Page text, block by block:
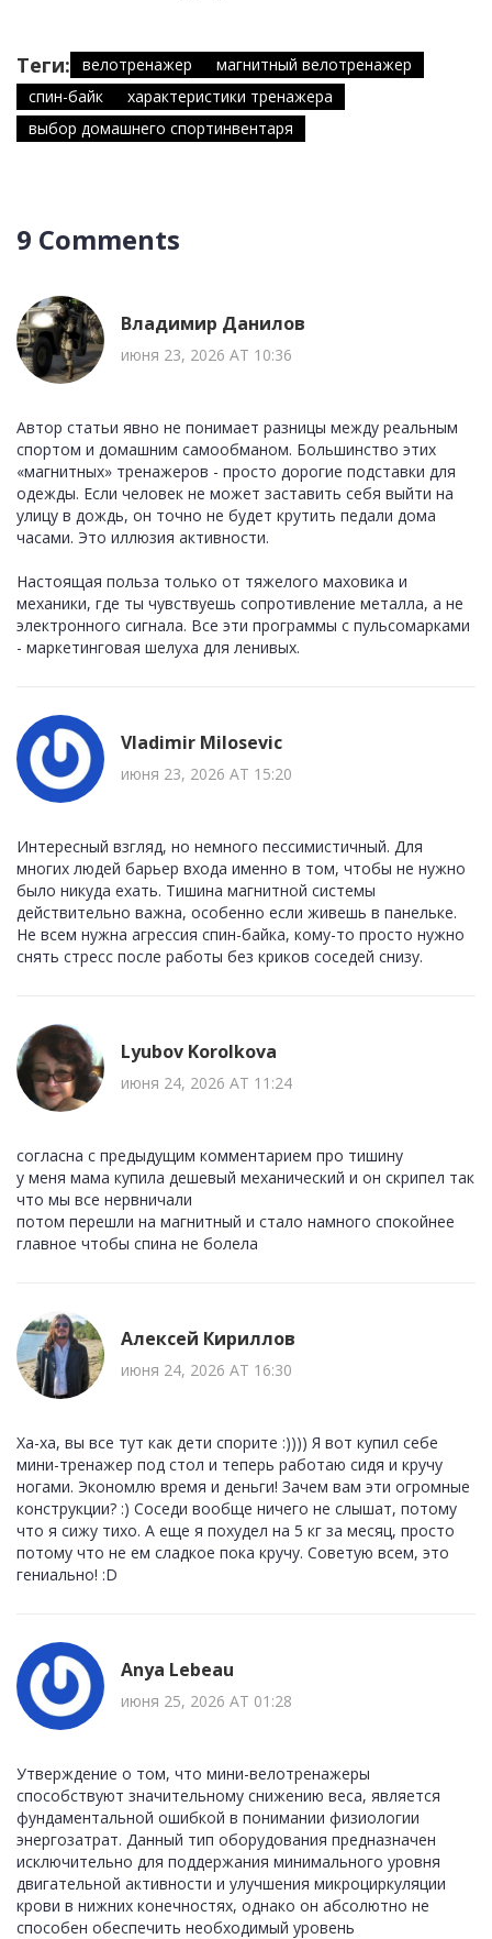
Теги: велотренажер
магнитный велотренажер
спин-байк
характеристики тренажера
выбор домашнего спортинвентаря
9 Comments
Владимир Данилов
июня 23, 2026 AT 10:36
Автор статьи явно не понимает разницы между реальным
спортом и домашним самообманом. Большинство этих
«магнитных» тренажеров - просто дорогие подставки для
одежды. Если человек не может заставить себя выйти на
улицу в дождь, он точно не будет крутить педали дома
часами. Это иллюзия активности.
Настоящая польза только от тяжелого маховика и
механики, где ты чувствуешь сопротивление металла, а не
электронного сигнала. Все эти программы с пульсомарками
- маркетинговая шелуха для ленивых.
Vladimir Milosevic
июня 23, 2026 AT 15:20
Интересный взгляд, но немного пессимистичный. Для
многих людей барьер входа именно в том, чтобы не нужно
было никуда ехать. Тишина магнитной системы
действительно важна, особенно если живешь в панельке.
Не всем нужна агрессия спин-байка, кому-то просто нужно
снять стресс после работы без криков соседей снизу.
Lyubov Korolkova
июня 24, 2026 AT 11:24
согласна с предыдущим комментарием про тишину
у меня мама купила дешевый механический и он скрипел так
что мы все нервничали
потом перешли на магнитный и стало намного спокойнее
главное чтобы спина не болела
Алексей Кириллов
июня 24, 2026 AT 16:30
Ха-ха, вы все тут как дети спорите :)))) Я вот купил себе
мини-тренажер под стол и теперь работаю сидя и кручу
ногами. Экономлю время и деньги! Зачем вам эти огромные
конструкции? :) Соседи вообще ничего не слышат, потому
что я сижу тихо. А еще я похудел на 5 кг за месяц, просто
потому что не ем сладкое пока кручу. Советую всем, это
гениально! :D
Anya Lebeau
июня 25, 2026 AT 01:28
Утверждение о том, что мини-велотренажеры
способствуют значительному снижению веса, является
фундаментальной ошибкой в понимании физиологии
энергозатрат. Данный тип оборудования предназначен
исключительно для поддержания минимального уровня
двигательной активности и улучшения микроциркуляции
крови в нижних конечностях, однако он абсолютно не
способен обеспечить необходимый уровень